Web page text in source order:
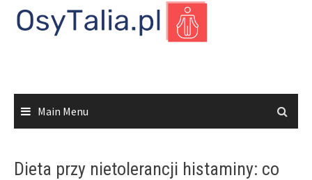
Main Menu
Dieta przy nietolerancji histaminy: co